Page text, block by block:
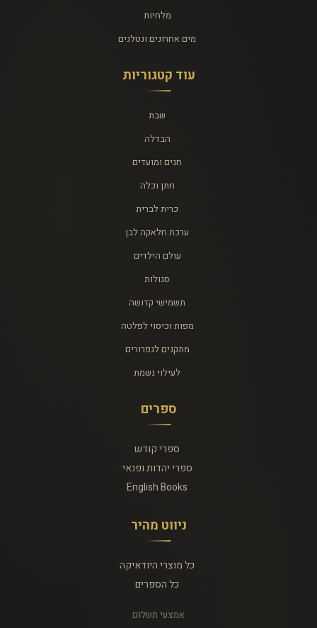
מלחיות
מים אחרונים ונטלנים
עוד קטגוריות
שבת
הבדלה
חגים ומועדים
חתן וכלה
כרית לברית
ערכת חלאקה לבן
עולם הילדים
סגולות
תשמישי קדושה
מפות וכיסוי לפלטה
מתקנים לגפרורים
לעילוי נשמת
ספרים
ספרי קודש
ספרי יהדות ופנאי
English Books
ניווט מהיר
כל מוצרי היודאיקה
כל הספרים
אמצעי תשלום